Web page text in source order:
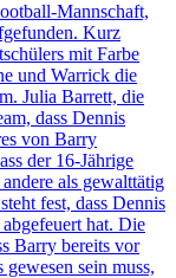
Mannschaft,
Kurz
mit Farbe
und Warrick die
Julia Barrett, die
dass Dennis
von Barry
der 16-Jährige
als gewalttätig
fest, dass Dennis
hat. Die
Barry bereits vor
sein muss,